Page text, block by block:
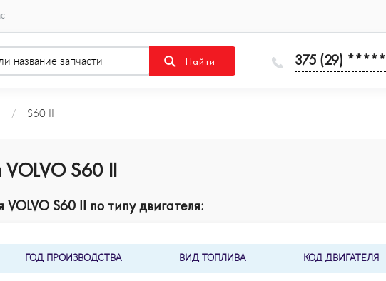
375 (29) *****
/ S60 II
S60 II
S60 II по типу двигателя:
ГОД ПРОИЗВОДСТВА ВИД ТОПЛИВА КОД ДВИГАТЕЛЯ